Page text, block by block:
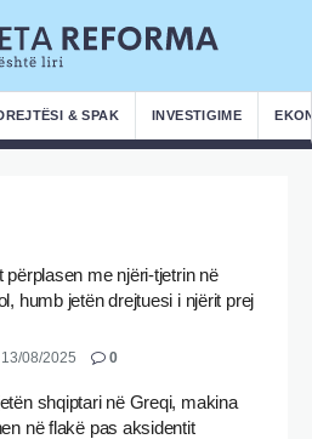
& SPAK INVESTIGIME
përplasen me njëri-tjetrin në
humb jetën drejtuesi i njërit prej
08/2025 0
shqiptari në Greqi, makina
në flakë pas aksidentit